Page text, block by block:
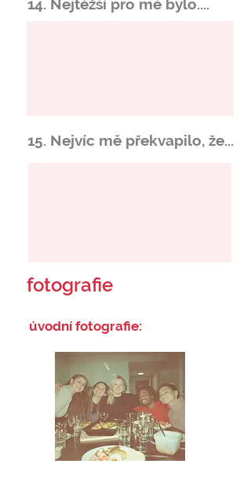
14. Nejtěžší pro mě bylo....
15. Nejvíc mě překvapilo, že...
fotografie
úvodní fotografie: